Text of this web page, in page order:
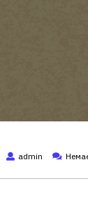
admin